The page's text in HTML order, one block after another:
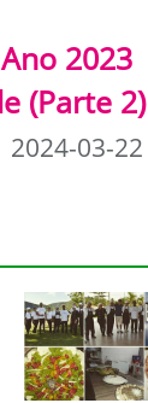
2023
(Parte 2)
03-22